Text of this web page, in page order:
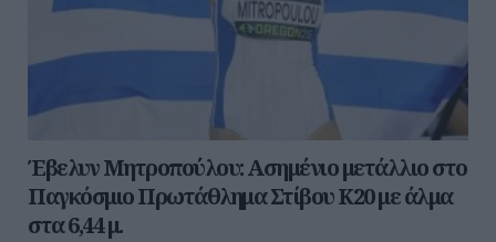
Έβελυν Μητροπούλου: Ασημένιο μετάλλιο στο
Παγκόσμιο Πρωτάθλημα Στίβου Κ20 με άλμα
στα 6,44 μ.